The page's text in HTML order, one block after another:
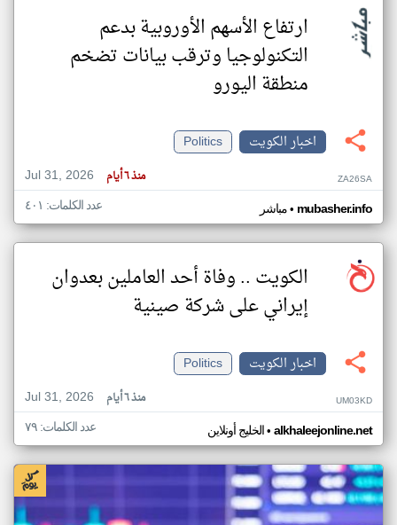
ارتفاع الأسهم الأوروبية بدعم
التكنولوجيا وترقب بيانات تضخم
منطقة اليورو
اخبار الكويت
Politics
Jul 31, 2026
منذ ٦ أيام ZA26SA
مباشر• mubasher.info عدد الكلمات: ٤٠١
الكويت .. وفاة أحد العاملين بعدوان
إيراني على شركة صينية
اخبار الكويت
Politics
Jul 31, 2026
منذ ٦ أيام UM03KD
الخليج أونلاين• alkhaleejonline.net عدد الكلمات: ٧٩